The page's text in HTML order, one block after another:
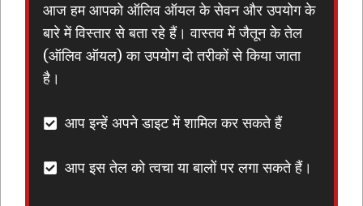
आज हम आपको ऑलिव ऑयल के सेवन और उपयोग के
बारे में विस्तार से बता रहे हैं। वास्तव में जैतून के तेल
(ऑलिव ऑयल) का उपयोग दो तरीकों से किया जाता
है।
आप इन्हें अपने डाइट में शामिल कर सकते हैं
आप इस तेल को त्वचा या बालों पर लगा सकते हैं।